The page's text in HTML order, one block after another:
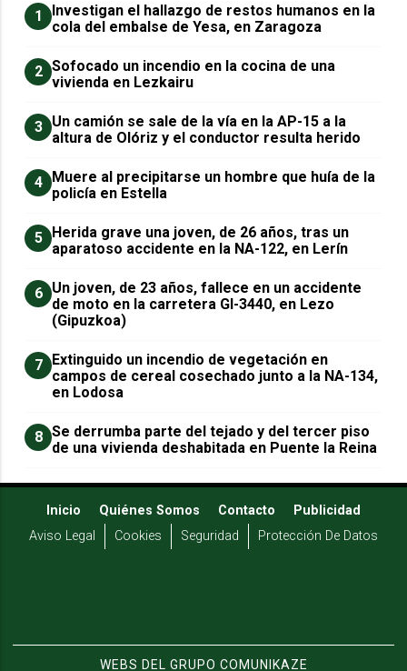
1
Investigan el hallazgo de restos humanos en la
cola del embalse de Yesa, en Zaragoza
2 Sofocado un incendio en la cocina de una
vivienda en Lezkairu
3 Un camión se sale de la vía en la AP-15 a la
altura de Olóriz y el conductor resulta herido
4 Muere al precipitarse un hombre que huía de la
policía en Estella
5 Herida grave una joven, de 26 años, tras un
aparatoso accidente en la NA-122, en Lerín
6 Un joven, de 23 años, fallece en un accidente
de moto en la carretera GI-3440, en Lezo
(Gipuzkoa)
7 Extinguido un incendio de vegetación en
campos de cereal cosechado junto a la NA-134,
en Lodosa
8 Se derrumba parte del tejado y del tercer piso
de una vivienda deshabitada en Puente la Reina
Inicio Quiénes Somos Contacto
Publicidad
Aviso Legal
Cookies Seguridad Protección De Datos
WEBS DEL GRUPO COMUNIKAZE